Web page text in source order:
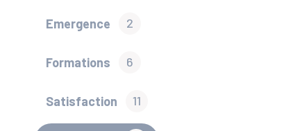
Emergence 2
Formations 6
Satisfaction 11